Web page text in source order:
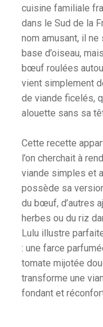
cuisine familiale
dans le Sud de la
nom amusant, il ne
base d’oiseau,
bœuf roulées
vient simplement
de viande ficelés,
alouette sans sa
Cette recette
l’on cherchait à
viande simples et
possède sa
du bœuf, d’autres
herbes ou du riz
Lulu illustre
: une farce
tomate mijotée
transforme une
fondant et